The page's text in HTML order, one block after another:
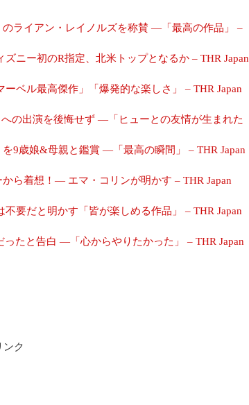
ライアン・レイノルズを称賛 ―「最高の作品」 –
ニー初のR指定、北米トップとなるか – THR Japan
ベル最高傑作」「爆発的な楽しさ」 – THR Japan
の出演を後悔せず ―「ヒューとの友情が生まれた
9歳娘&母親と鑑賞 ―「最高の瞬間」 – THR Japan
ら着想！― エマ・コリンが明かす – THR Japan
要だと明かす「皆が楽しめる作品」 – THR Japan
たと告白 ―「心からやりたかった」 – THR Japan
ンク